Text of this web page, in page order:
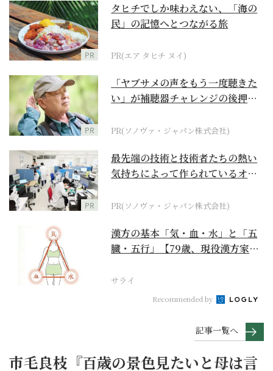
PR
タヒチでしか味わえない、「海の
民」の記憶へとつながる旅
PR(エア タヒチ ヌイ)
PR
「ヤブサメの声をもう一度聴きた
い」が補聴器チャレンジの後押し
PR(ソノヴァ・ジャパン株式会社)
PR
最先端の技術と技術者たちの熱い
気持ちによって作られているオー
PR(ソノヴァ・ジャパン株式会社)
漢方の基本「気・血・水」と「五
臓・五行」【79歳、現役漢方家の
サライ
Recommended by
記事一覧へ
市毛良枝『百歳の景色見たいと母は言